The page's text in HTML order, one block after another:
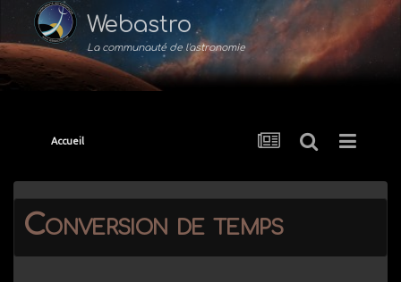
Webastro
La communauté de l'astronomie
Accueil
Conversion de temps